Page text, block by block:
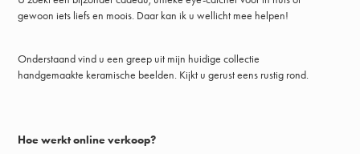
gewoon iets liefs en moois. Daar kan ik u wellicht mee helpen!
Onderstaand vind u een greep uit mijn huidige collectie
handgemaakte keramische beelden. Kijkt u gerust eens rustig rond.
Hoe werkt online verkoop?